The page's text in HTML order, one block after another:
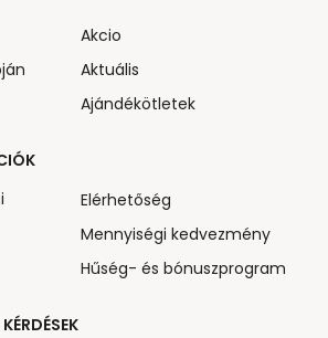
Akcio
Aktuális
Ajándékötletek
Elérhetőség
Mennyiségi kedvezmény
Hűség- és bónuszprogram